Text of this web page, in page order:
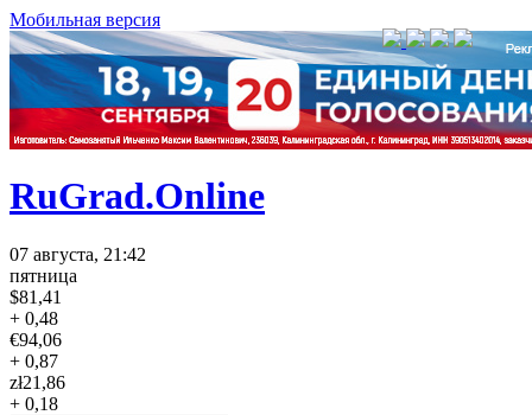
Мобильная версия
RuGrad.Online
07 августа, 21:42
пятница
$81,41
+ 0,48
€94,06
+ 0,87
zł21,86
+ 0,18